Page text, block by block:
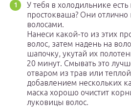
У тебя в холодильнике
простокваша? Они отлично
волосами.
Нанеси какой-то из этих
волос, затем надень на
шапочку, укутай их
20 минут. Смывать это
отваром из трав или
добавлением нескольких
маска хорошо очистит
луковицы волос.